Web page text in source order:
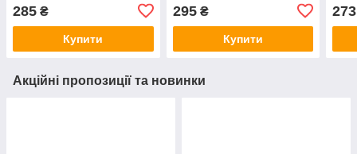
285 ₴
Купити
пласт.язичок Graffit графіт,
Арт.74371
295₴
Купити
273
Акційні пропозиції та новинки